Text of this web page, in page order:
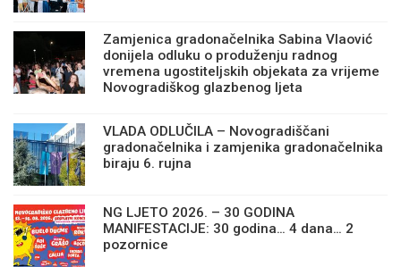
Zamjenica gradonačelnika Sabina Vlaović
donijela odluku o produženju radnog
vremena ugostiteljskih objekata za vrijeme
Novogradiškog glazbenog ljeta
VLADA ODLUČILA – Novogradiščani
gradonačelnika i zamjenika gradonačelnika
biraju 6. rujna
NG LJETO 2026. – 30 GODINA
MANIFESTACIJE: 30 godina… 4 dana… 2
pozornice